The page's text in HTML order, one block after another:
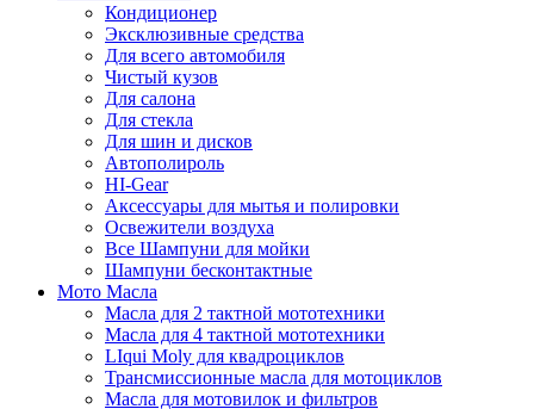
Кондиционер
Эксклюзивные средства
Для всего автомобиля
Чистый кузов
Для салона
Для стекла
Для шин и дисков
Автополироль
HI-Gear
Аксессуары для мытья и полировки
Освежители воздуха
Все Шампуни для мойки
Шампуни бесконтактные
Мото Масла
Масла для 2 тактной мототехники
Масла для 4 тактной мототехники
LIqui Moly для квадроциклов
Трансмиссионные масла для мотоциклов
Масла для мотовилок и фильтров